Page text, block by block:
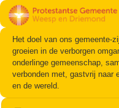
Het doel van ons gemeente-
groeien in de verborgen
onderlinge gemeenschap,
verbonden met, gastvrij naar
en de wereld.